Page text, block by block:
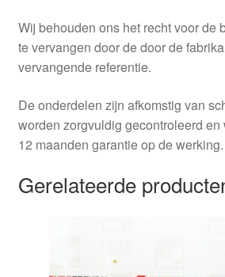
Wij behouden ons het recht voor de
te vervangen door de door de
vervangende referentie.
De onderdelen zijn afkomstig van
worden zorgvuldig gecontroleerd
12 maanden garantie op de werking.
Gerelateerde